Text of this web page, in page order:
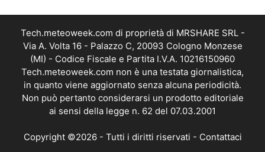
Tech.meteoweek.com di proprietà di MRSHARE SRL -
Via A. Volta 16 - Palazzo C, 20093 Cologno Monzese
(MI) - Codice Fiscale e Partita I.V.A. 10216150960
Tech.meteoweek.com non è una testata giornalistica,
in quanto viene aggiornato senza alcuna periodicità.
Non può pertanto considerarsi un prodotto editoriale
ai sensi della legge n. 62 del 07.03.2001
Copyright ©2026 - Tutti i diritti riservati - Contattaci